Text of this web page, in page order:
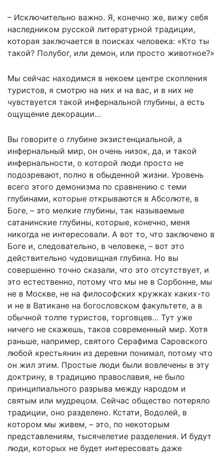
– Исключительно важно. Я, конечно же, вижу себя
наследником русской литературной традиции,
которая заключается в поисках человека: «Кто ты
такой? Полубог, или демон, или просто животное?»
Мы сейчас находимся в некоем центре скопления
туристов, я смотрю на них и на вас, и в них не
чувствуется такой инфернальной глубины, а есть
ощущение декорации…
Вы говорите о глубине экзистенциальной, а
инфернальный мир, он очень низок, да, и такой
инфернальности, о которой люди просто не
подозревают, полно в обыденной жизни. Уровень
всего этого демонизма по сравнению с теми
глубинами, которые открываются в Абсолюте, в
Боге, – это мелкие глубины, так называемые
сатанинские глубины, которые, конечно, меня
никогда не интересовали. А вот то, что заключено в
Боге и, следовательно, в человеке, – вот это
действительно чудовищная глубина. Но вы
совершенно точно сказали, что это отсутствует, и
это естественно, потому что мы не в Сорбонне, мы
не в Москве, не на философских кружках каких-то
и не в Ватикане на богословском факультете, а в
обычной толпе туристов, торговцев… Тут уже
ничего не скажешь, таков современный мир. Хотя
раньше, например, святого Серафима Саровского
любой крестьянин из деревни понимал, потому что
он жил этим. Простые люди были вовлечены в эту
доктрину, в традицию православия, не было
принципиального разрыва между народом и
святым или мудрецом. Сейчас общество потеряло
традиции, оно разделено. Кстати, Водолей, в
котором мы живем, – это, по некоторым
представлениям, тысячелетие разделения. И будут
люди, которых не будет интересовать даже